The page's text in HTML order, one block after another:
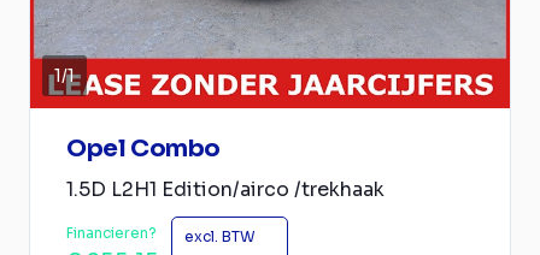
1/1
Opel Combo
1.5D L2H1 Edition/airco /trekhaak
Financieren? excl. BTW